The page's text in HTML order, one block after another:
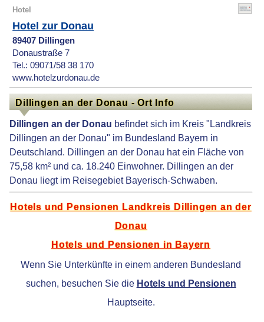
Hotel
Hotel zur Donau
89407 Dillingen
Donaustraße 7
Tel.: 09071/58 38 170
www.hotelzurdonau.de
Dillingen an der Donau - Ort Info
Dillingen an der Donau befindet sich im Kreis "Landkreis
Dillingen an der Donau" im Bundesland Bayern in
Deutschland. Dillingen an der Donau hat ein Fläche von
75,58 km² und ca. 18.240 Einwohner. Dillingen an der
Donau liegt im Reisegebiet Bayerisch-Schwaben.
Hotels und Pensionen Landkreis Dillingen an der
Donau
Hotels und Pensionen in Bayern
Wenn Sie Unterkünfte in einem anderen Bundesland
suchen, besuchen Sie die Hotels und Pensionen
Hauptseite.